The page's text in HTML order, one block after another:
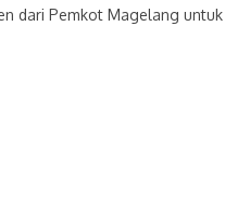
dari Pemkot Magelang untuk